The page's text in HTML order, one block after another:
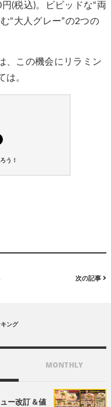
(税込)。ビビッドな“両
“大人グレー”の2つの
、この機会にリラミン
は。
う！
次の記事
ング
MONTHLY
ー改訂＆値